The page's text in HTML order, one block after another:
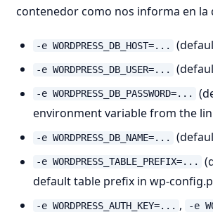
contenedor como nos informa en la
-e WORDPRESS_DB_HOST=...
-e WORDPRESS_DB_USER=...
-e WORDPRESS_DB_PASSWORD=...
environment variable from the
-e WORDPRESS_DB_NAME=...
-e WORDPRESS_TABLE_PREFIX=...
default table prefix in wp-
-e WORDPRESS_AUTH_KEY=... , -e